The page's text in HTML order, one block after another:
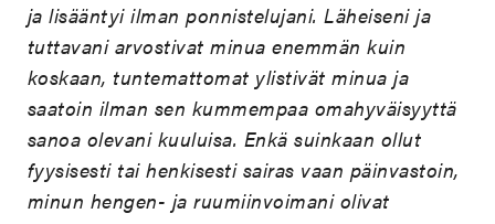
ja lisääntyi ilman ponnistelujani. Läheiseni ja
tuttavani arvostivat minua enemmän kuin
koskaan, tuntemattomat ylistivät minua ja
saatoin ilman sen kummempaa omahyväisyyttä
sanoa olevani kuuluisa. Enkä suinkaan ollut
fyysisesti tai henkisesti sairas vaan päinvastoin,
minun hengen- ja ruumiinvoimani olivat